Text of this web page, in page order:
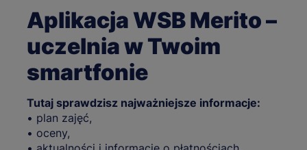
Aplikacja WSB Merito –
uczelnia w Twoim
smartfonie
Tutaj sprawdzisz najważniejsze informacje:
• plan zajęć,
• oceny,